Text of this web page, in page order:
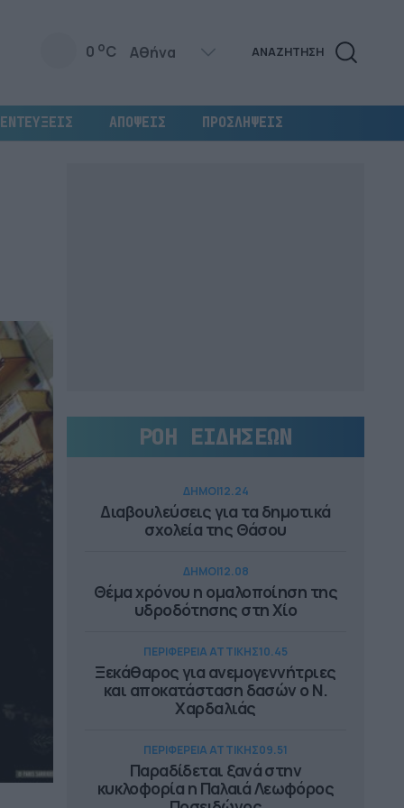
0 oC ΑΝΑΖΗΤΗΣΗ
ΑΠΟΨΕΙΣ ΠΡΟΣΛΗΨΕΙΣ
ΡΟΗ ΕΙΔΗΣΕΩΝ
ΔΗΜΟΙ12.24
Διαβουλεύσεις για τα δημοτικά
σχολεία της Θάσου
ΔΗΜΟΙ12.08
Θέμα χρόνου η ομαλοποίηση της
υδροδότησης στη Χίο
ΠΕΡΙΦΕΡΕΙΑ ΑΤΤΙΚΗΣ10.45
Ξεκάθαρος για ανεμογεννήτριες
και αποκατάσταση δασών ο Ν.
Χαρδαλιάς
ΠΕΡΙΦΕΡΕΙΑ ΑΤΤΙΚΗΣ09.51
Παραδίδεται ξανά στην
κυκλοφορία η Παλαιά Λεωφόρος